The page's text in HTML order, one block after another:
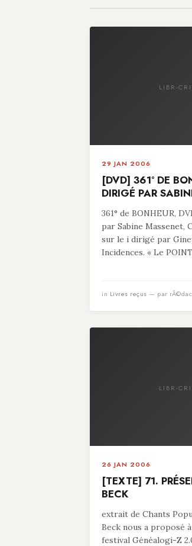
LIBR-
29 JAN 2006
[DVD] 361° DE
DIRIGÉ PAR
361° de BONHEUR,
par Sabine Massenet,
sur le i dirigé par
Incidences. « Le
in Livres reçus — par
LIBR-
26 JAN 2006
[TEXTE] 71.
BECK
extrait de Chants
Beck nous a proposé
festival Généalogi-Z